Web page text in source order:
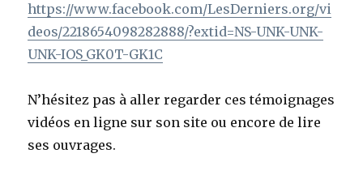
https://www.facebook.com/LesDerniers.org/vi
deos/2218654098282888/?extid=NS-UNK-UNK-
UNK-IOS_GK0T-GK1C
N’hésitez pas à aller regarder ces témoignages
vidéos en ligne sur son site ou encore de lire
ses ouvrages.